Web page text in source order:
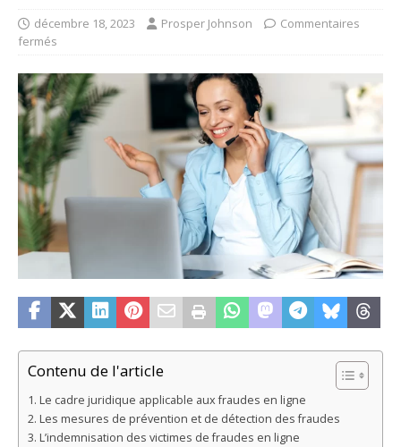
décembre 18, 2023 Prosper Johnson
Commentaires
fermés
Contenu de l'article
Le cadre juridique applicable aux fraudes en ligne
Les mesures de prévention et de détection des fraudes
L’indemnisation des victimes de fraudes en ligne